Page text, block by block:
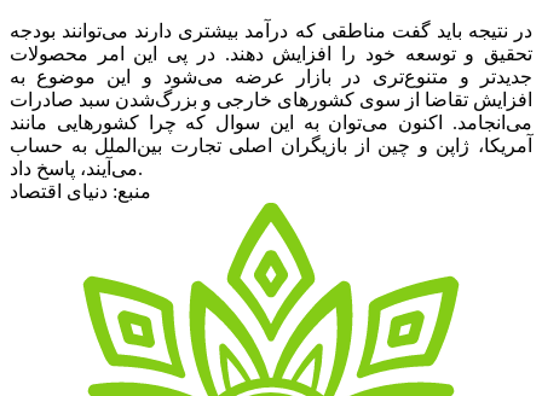
در نتیجه باید گفت مناطقی که درآمد بیشتری دارند می‌توانند بودجه
تحقیق و توسعه خود را افزایش دهند. در پی این امر محصولات
جدیدتر و متنوع‌تری در بازار عرضه می‌شود و این موضوع به
افزایش تقاضا از سوی کشورهای خارجی و بزرگ‌شدن سبد صادرات
می‌انجامد. اکنون می‌توان به این سوال که چرا کشورهایی مانند
آمریکا، ژاپن و چین از بازیگران اصلی تجارت بین‌الملل به حساب
می‌آیند، پاسخ داد.
منبع: دنیای اقتصاد